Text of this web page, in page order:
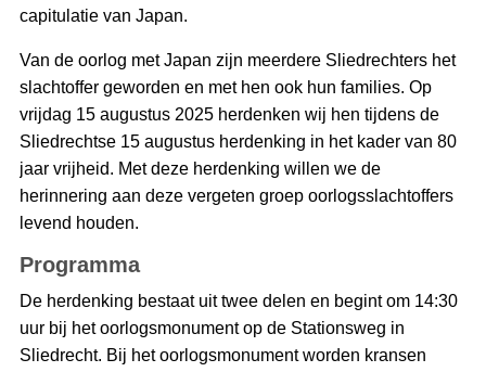
capitulatie van Japan.
Van de oorlog met Japan zijn meerdere Sliedrechters het
slachtoffer geworden en met hen ook hun families. Op
vrijdag 15 augustus 2025 herdenken wij hen tijdens de
Sliedrechtse 15 augustus herdenking in het kader van 80
jaar vrijheid. Met deze herdenking willen we de
herinnering aan deze vergeten groep oorlogsslachtoffers
levend houden.
Programma
De herdenking bestaat uit twee delen en begint om 14:30
uur bij het oorlogsmonument op de Stationsweg in
Sliedrecht. Bij het oorlogsmonument worden kransen